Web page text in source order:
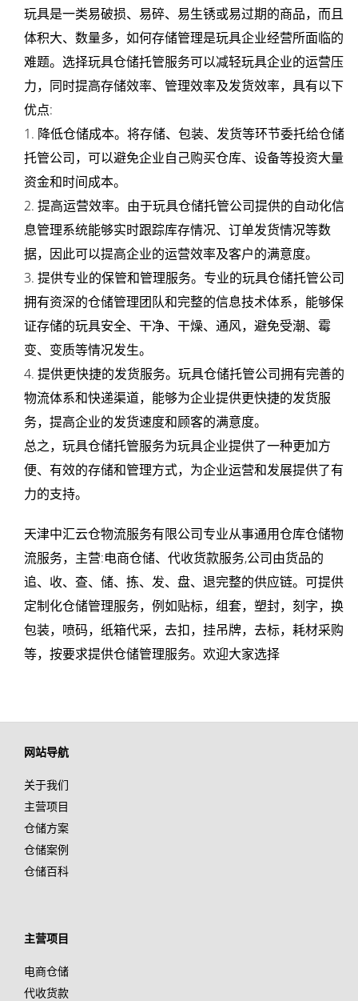
玩具是一类易破损、易碎、易生锈或易过期的商品，而且
体积大、数量多，如何存储管理是玩具企业经营所面临的
难题。选择玩具仓储托管服务可以减轻玩具企业的运营压
力，同时提高存储效率、管理效率及发货效率，具有以下
优点:
1. 降低仓储成本。将存储、包装、发货等环节委托给仓储
托管公司，可以避免企业自己购买仓库、设备等投资大量
资金和时间成本。
2. 提高运营效率。由于玩具仓储托管公司提供的自动化信
息管理系统能够实时跟踪库存情况、订单发货情况等数
据，因此可以提高企业的运营效率及客户的满意度。
3. 提供专业的保管和管理服务。专业的玩具仓储托管公司
拥有资深的仓储管理团队和完整的信息技术体系，能够保
证存储的玩具安全、干净、干燥、通风，避免受潮、霉
变、变质等情况发生。
4. 提供更快捷的发货服务。玩具仓储托管公司拥有完善的
物流体系和快递渠道，能够为企业提供更快捷的发货服
务，提高企业的发货速度和顾客的满意度。
总之，玩具仓储托管服务为玩具企业提供了一种更加方
便、有效的存储和管理方式，为企业运营和发展提供了有
力的支持。
天津中汇云仓物流服务有限公司专业从事通用仓库仓储物
流服务，主营:电商仓储、代收货款服务,公司由货品的
追、收、查、储、拣、发、盘、退完整的供应链。可提供
定制化仓储管理服务，例如贴标，组套，塑封，刻字，换
包装，喷码，纸箱代采，去扣，挂吊牌，去标，耗材采购
等，按要求提供仓储管理服务。欢迎大家选择
网站导航
关于我们
主营项目
仓储方案
仓储案例
仓储百科
主营项目
电商仓储
代收货款